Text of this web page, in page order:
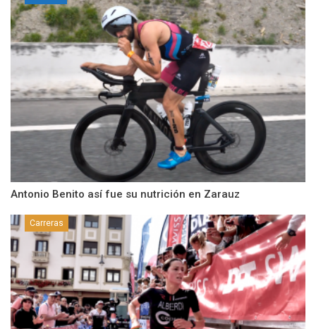
Antonio Benito así fue su nutrición en Zarauz
Carreras